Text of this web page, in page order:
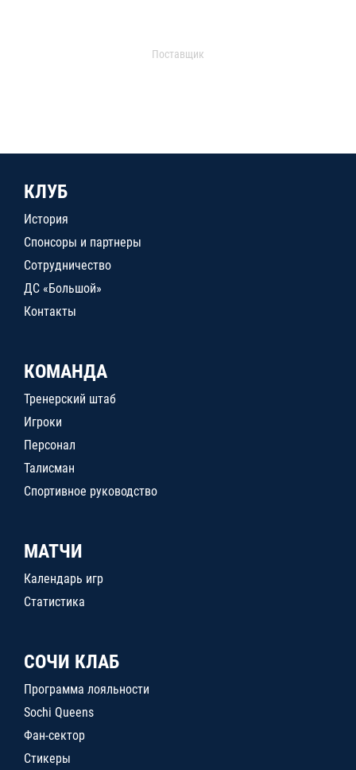
Поставщик
КЛУБ
История
Спонсоры и партнеры
Сотрудничество
ДС «Большой»
Контакты
КОМАНДА
Тренерский штаб
Игроки
Персонал
Талисман
Спортивное руководство
МАТЧИ
Календарь игр
Статистика
СОЧИ КЛАБ
Программа лояльности
Sochi Queens
Фан-сектор
Стикеры